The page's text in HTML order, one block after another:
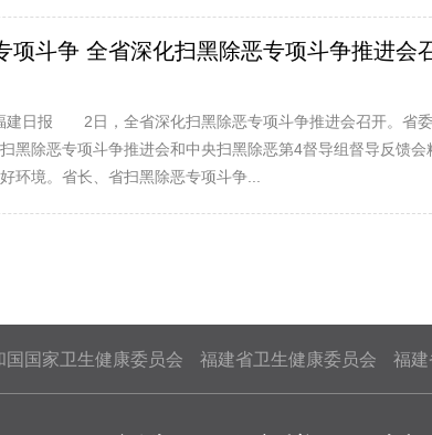
项斗争 全省深化扫黑除恶专项斗争推进会
建日报 2日，全省深化扫黑除恶专项斗争推进会召开。省
黑除恶专项斗争推进会和中央扫黑除恶第4督导组督导反馈
环境。省长、省扫黑除恶专项斗争...
国国家卫生健康委员会 福建省卫生健康委员会 福建